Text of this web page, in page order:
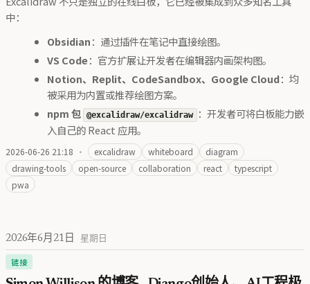
中：
Obsidian：通过插件在笔记中直接绘图。
VS Code：官方扩展让开发者在编辑器内画架构图。
Notion、Replit、CodeSandbox、Google Cloud：均
被采用为内置或推荐绘图方案。
npm 包 @excalidraw/excalidraw ：开发者可将白板能力嵌
入自己的 React 应用。
2026-06-26 21:18 · excalidraw whiteboard
diagram
drawing-tools
open-source collaboration react
typescript
pwa
2026年6月21日 星期日
链接